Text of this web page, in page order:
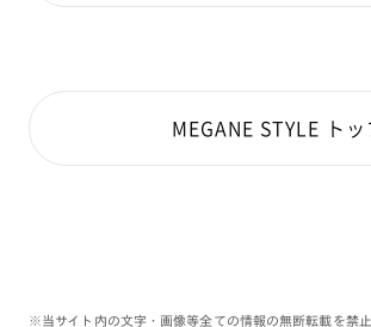
MEGANE STYLE ト
※当サイト内の文字・画像等全ての情報の無断転載を禁止